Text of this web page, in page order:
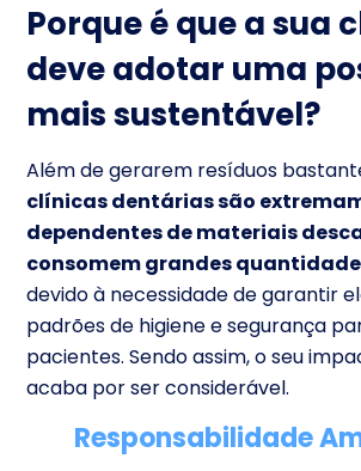
Porque é que a sua
deve adotar uma
mais sustentável?
Além de gerarem resíduos
clínicas dentárias são
dependentes de materiais
consomem grandes
devido à necessidade de garantir
padrões de higiene e segurança
pacientes. Sendo assim, o seu
acaba por ser considerável.
Responsabilidade